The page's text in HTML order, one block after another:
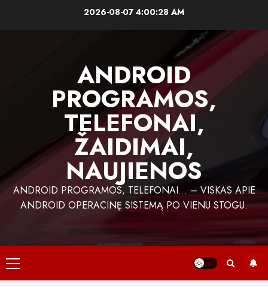
2026-08-07 4:00:28 AM
ANDROID
PROGRAMOS,
TELEFONAI,
ŽAIDIMAI,
NAUJIENOS
ANDROID PROGRAMOS, TELEFONAI… – VISKAS APIE
ANDROID OPERACINĘ SISTEMĄ PO VIENU STOGU.
Primary
Menu